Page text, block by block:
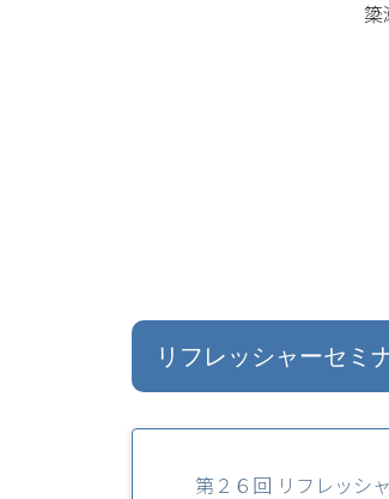
簗
リフレッシャーセミ
第２６回 リフレッシ